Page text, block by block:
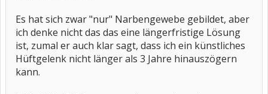
Es hat sich zwar "nur" Narbengewebe gebildet, aber
ich denke nicht das das eine längerfristige Lösung
ist, zumal er auch klar sagt, dass ich ein künstliches
Hüftgelenk nicht länger als 3 Jahre hinauszögern
kann.